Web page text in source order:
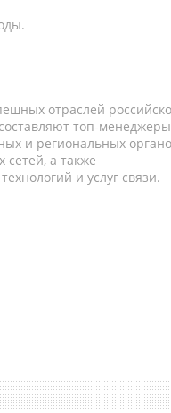
отраслей
топ-
и региональных
а также
и услуг связи.